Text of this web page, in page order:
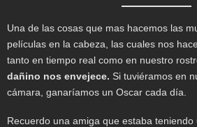
Una de las cosas que mas hacemos las
películas en la cabeza, las cuales nos
tanto en tiempo real como en nuestro
dañino nos envejece. Si tuviéramos en
cámara, ganaríamos un Oscar cada día.
Recuerdo una amiga que estaba teniendo